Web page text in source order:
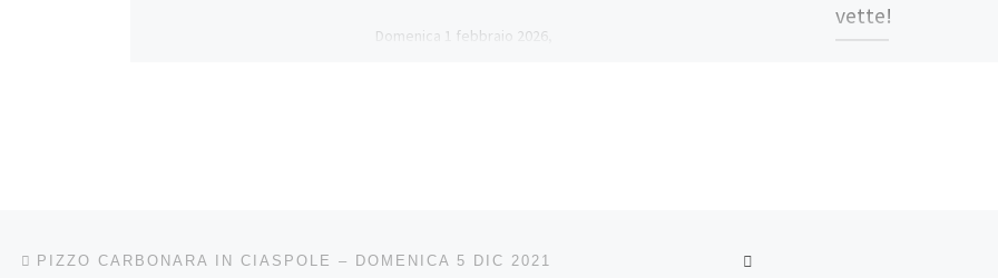
Domenica 1 febbraio 2026,
vette!
Navigazione articoli
PIZZO CARBONARA IN CIASPOLE – DOMENICA 5 DIC 2021